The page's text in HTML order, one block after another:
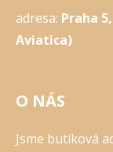
adresa: Praha
Aviatica)
O NÁS
Jsme butiková